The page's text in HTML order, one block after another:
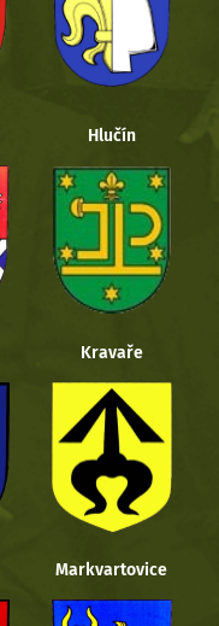
Hlučín
Kravaře
Markvartovice